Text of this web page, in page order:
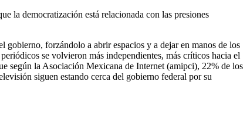
la democratización está relacionada con las presiones
forzándolo a abrir espacios y a dejar en manos de los
se volvieron más independientes, más críticos hacia el
según la Asociación Mexicana de Internet (amipci), 22% de los
siguen estando cerca del gobierno federal por su